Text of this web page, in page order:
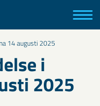
14 augusti 2025
i
2025